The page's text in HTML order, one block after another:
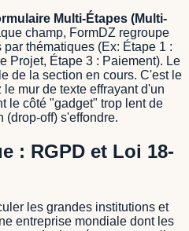
Multi-Étapes (Multi-
champ, FormDZ regroupe
thématiques (Ex: Étape 1 :
Projet, Étape 3 : Paiement). Le
de la section en cours. C'est le
mur de texte effrayant d'un
le côté "gadget" trop lent de
(drop-off) s'effondre.
: RGPD et Loi 18-
les grandes institutions et
entreprise mondiale dont les